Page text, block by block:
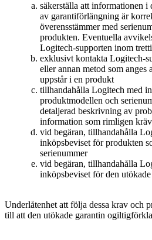
säkerställa att informationen i
av garantiförlängning är
överensstämmer med
produkten. Eventuella
Logitech-supporten inom
exklusivt kontakta Logitech-
eller annan metod som
uppstår i en produkt
tillhandahålla Logitech med
produktmodellen och
detaljerad beskrivning av
information som rimligen
vid begäran, tillhandahålla
inköpsbeviset för produkten
serienummer
vid begäran, tillhandahålla
inköpsbeviset för den
Underlåtenhet att följa dessa krav och
till att den utökade garantin